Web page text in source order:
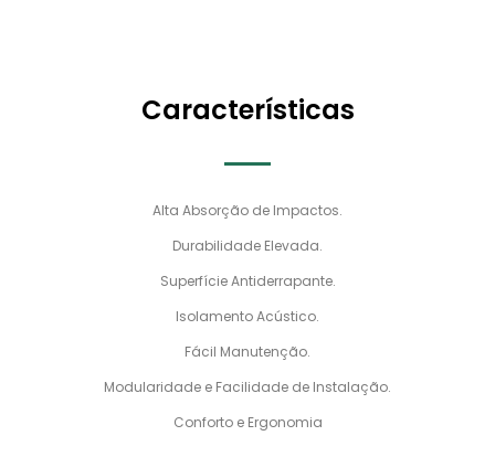
Características
Alta Absorção de Impactos.
Durabilidade Elevada.
Superfície Antiderrapante.
Isolamento Acústico.
Fácil Manutenção.
Modularidade e Facilidade de Instalação.
Conforto e Ergonomia